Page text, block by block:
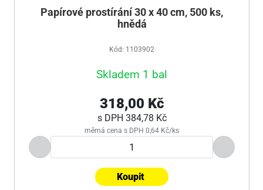
Papírové prostírání 30 x 40 cm, 500 ks,
hnědá
Kód: 1103902
Skladem 1 bal
318,00 Kč
s DPH 384,78 Kč
měrná cena s DPH 0,64 Kč/ks
Koupit